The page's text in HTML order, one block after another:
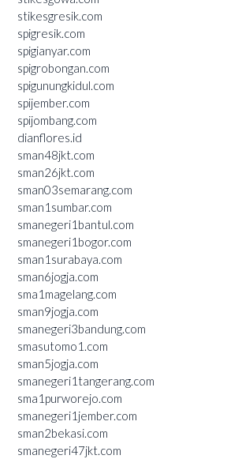
stikesgresik.com
spigresik.com
spigianyar.com
spigrobongan.com
spigunungkidul.com
spijember.com
spijombang.com
dianflores.id
sman48jkt.com
sman26jkt.com
sman03semarang.com
sman1sumbar.com
smanegeri1bantul.com
smanegeri1bogor.com
sman1surabaya.com
sman6jogja.com
sma1magelang.com
sman9jogja.com
smanegeri3bandung.com
smasutomo1.com
sman5jogja.com
smanegeri1tangerang.com
sma1purworejo.com
smanegeri1jember.com
sman2bekasi.com
smanegeri47jkt.com